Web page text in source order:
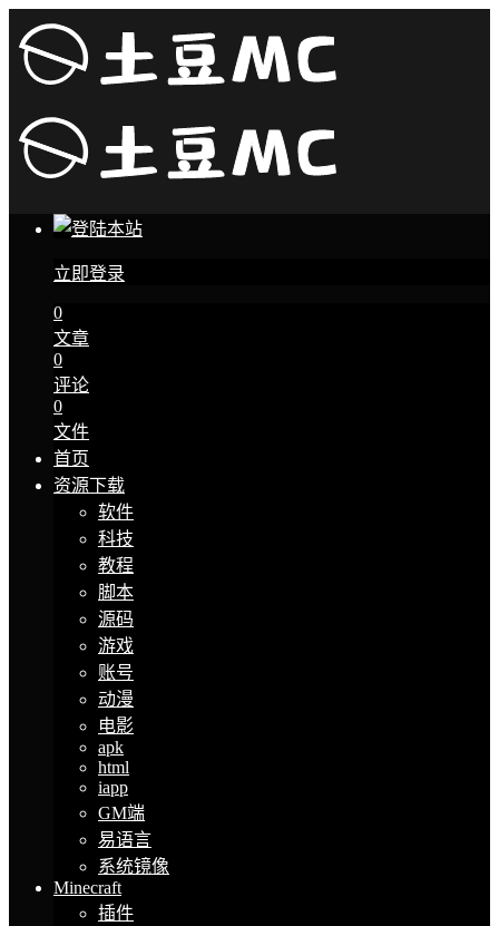
立即登录
0
文章
0
评论
0
文件
首页
资源下载
软件
科技
教程
脚本
源码
游戏
账号
动漫
电影
apk
html
iapp
GM端
易语言
系统镜像
Minecraft
插件